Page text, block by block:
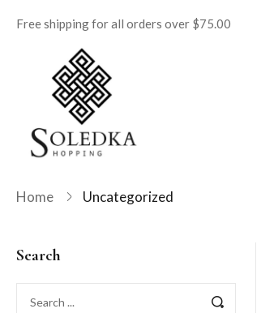
Free shipping for all orders over $75.00
Home Uncategorized
Search